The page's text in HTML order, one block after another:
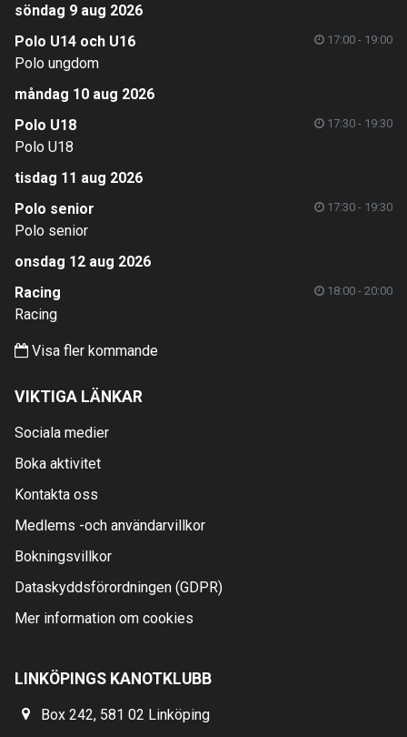
söndag 9 aug 2026
Polo U14 och U16
17:00 - 19:00
Polo ungdom
måndag 10 aug 2026
Polo U18
17:30 - 19:30
Polo U18
tisdag 11 aug 2026
Polo senior
17:30 - 19:30
Polo senior
onsdag 12 aug 2026
Racing
18:00 - 20:00
Racing
Visa fler kommande
VIKTIGA LÄNKAR
Sociala medier
Boka aktivitet
Kontakta oss
Medlems -och användarvillkor
Bokningsvillkor
Dataskyddsförordningen (GDPR)
Mer information om cookies
LINKÖPINGS KANOTKLUBB
Box 242, 581 02 Linköping